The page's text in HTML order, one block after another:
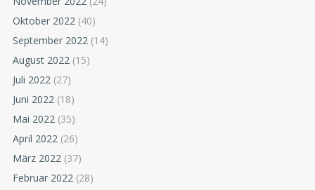
Oktober 2022 (40)
September 2022 (14)
August 2022 (15)
Juli 2022 (27)
Juni 2022 (18)
Mai 2022 (35)
April 2022 (26)
März 2022 (37)
Februar 2022 (28)